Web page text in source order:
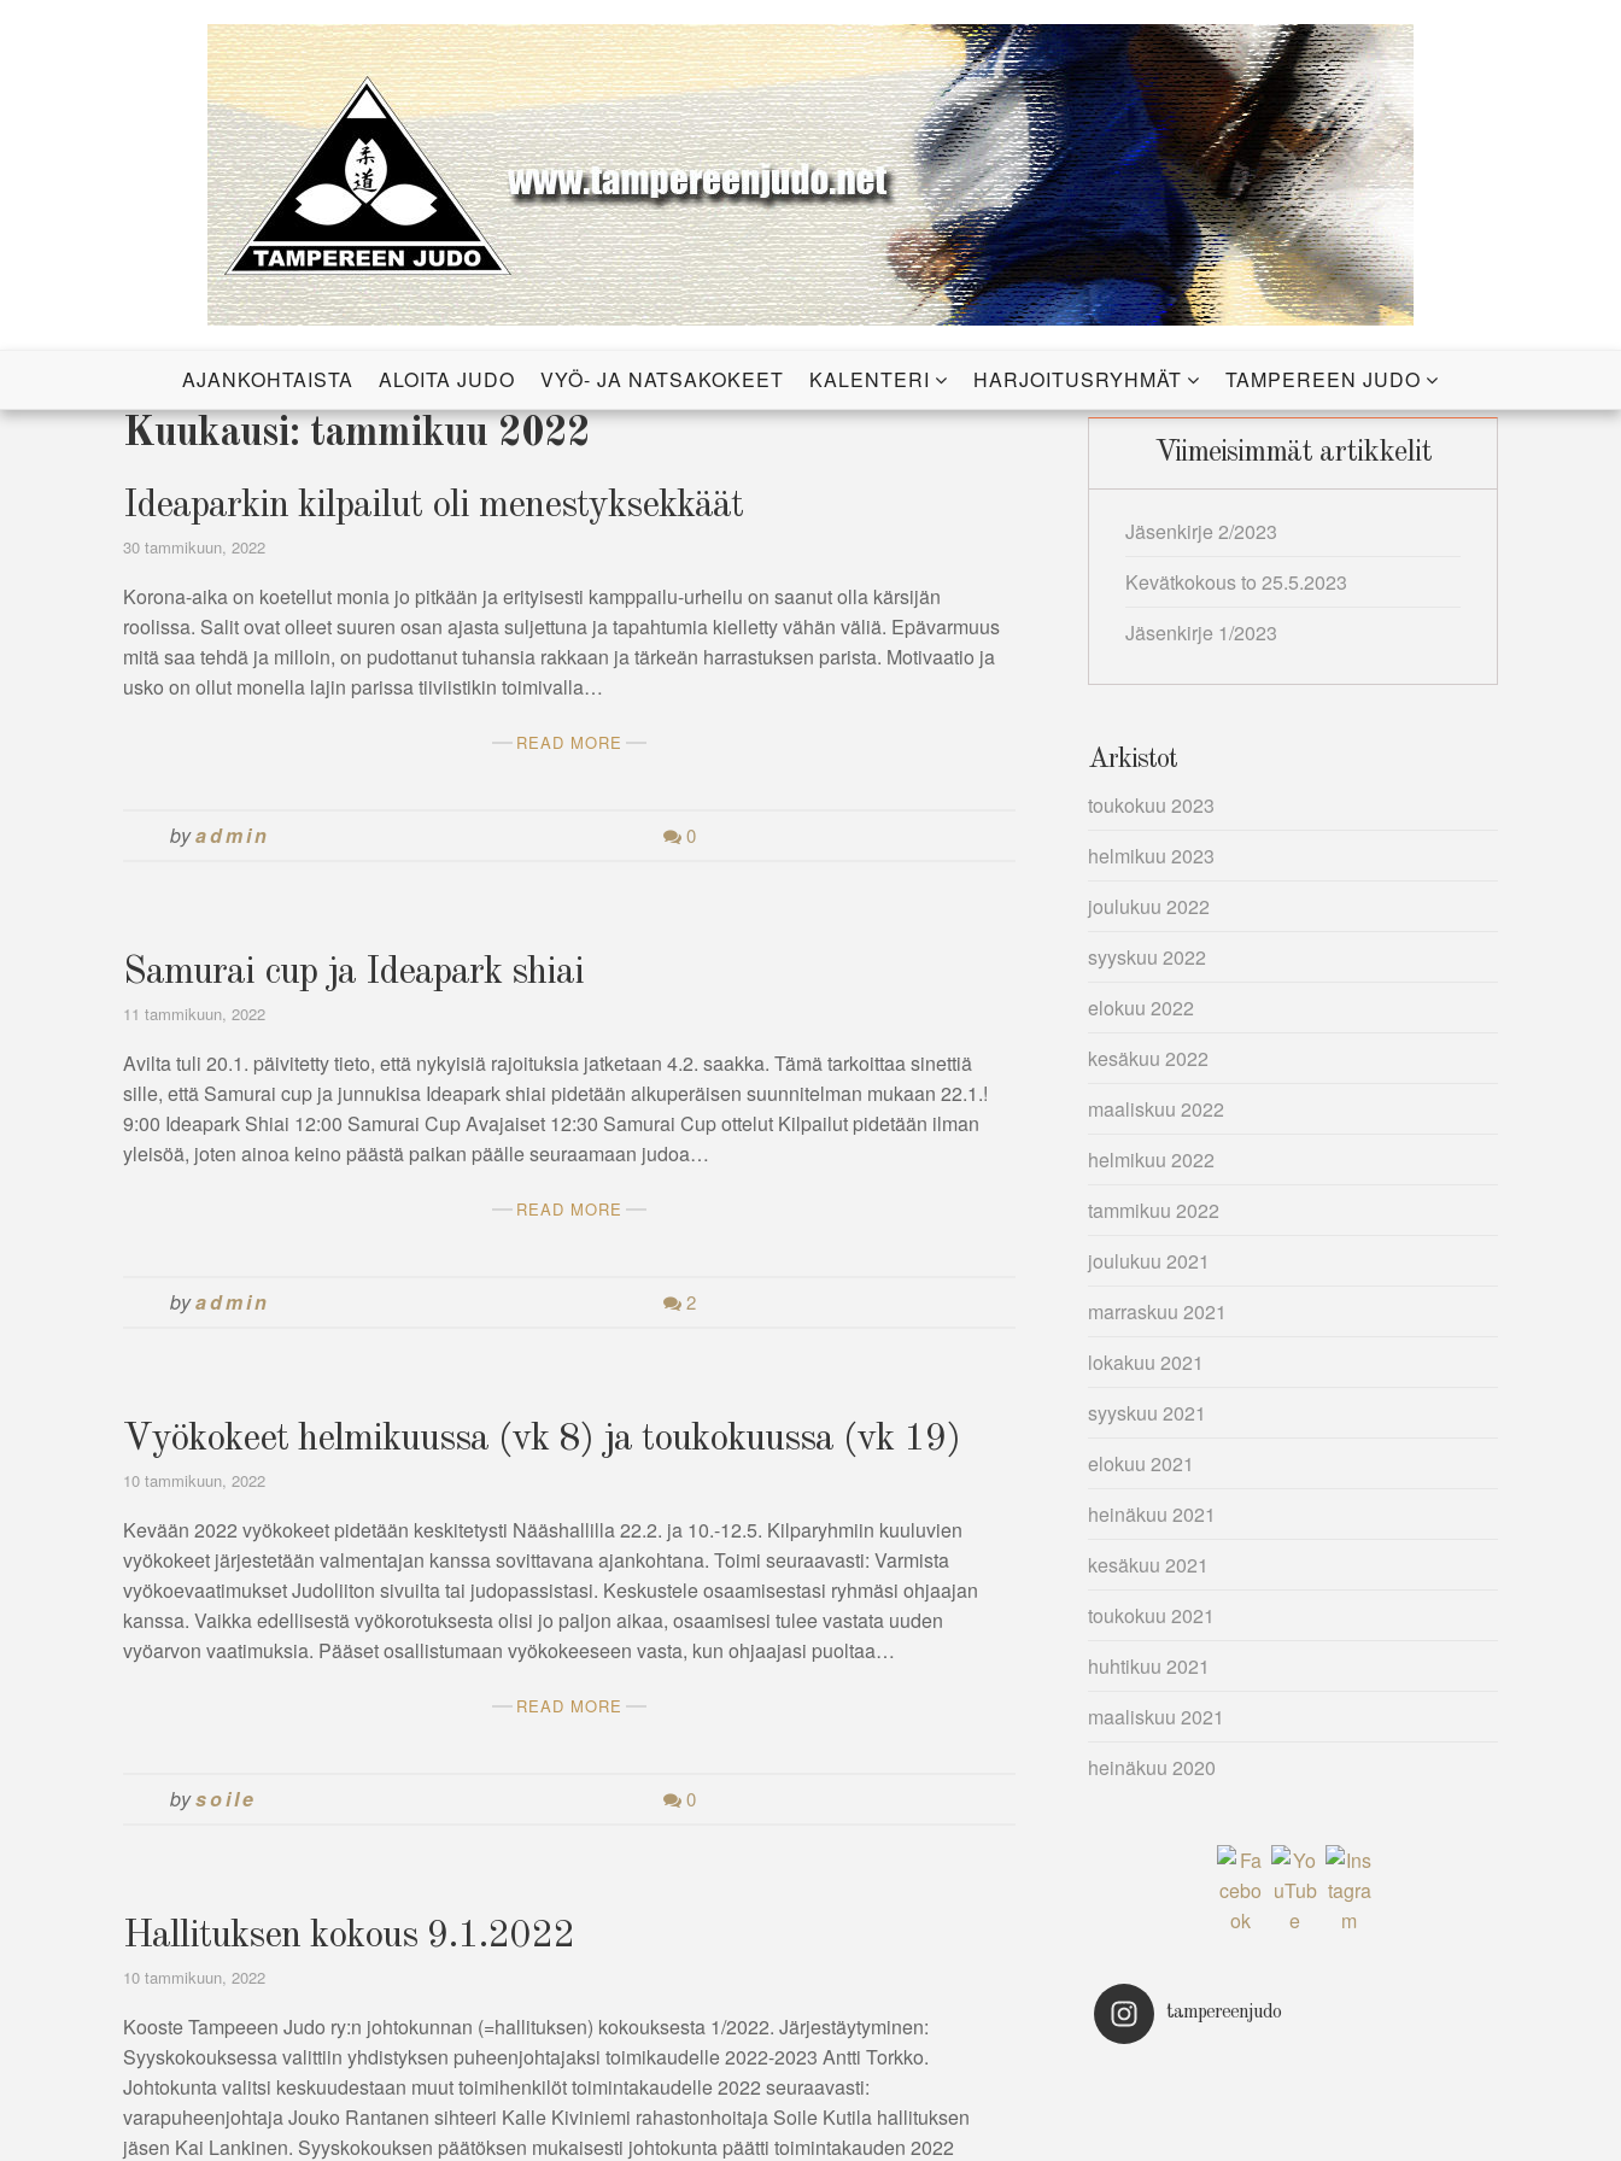
Tampereen Judo ry
AJANKOHTAISTA ALOITA JUDO VYÖ- JA NATSAKOKEET KALENTERI HARJOITUSRYHMÄT TAMPEREEN JUDO
Kuukausi: tammikuu 2022
Ideaparkin kilpailut oli menestyksekkäät
30 tammikuun, 2022
Korona-aika on koetellut monia jo pitkään ja erityisesti kamppailu-urheilu on saanut olla kärsijän
roolissa. Salit ovat olleet suuren osan ajasta suljettuna ja tapahtumia kielletty vähän väliä. Epävarmuus
mitä saa tehdä ja milloin, on pudottanut tuhansia rakkaan ja tärkeän harrastuksen parista. Motivaatio ja
usko on ollut monella lajin parissa tiiviistikin toimivalla…
READ MORE
byadmin 0
Samurai cup ja Ideapark shiai
11 tammikuun, 2022
Avilta tuli 20.1. päivitetty tieto, että nykyisiä rajoituksia jatketaan 4.2. saakka. Tämä tarkoittaa sinettiä
sille, että Samurai cup ja junnukisa Ideapark shiai pidetään alkuperäisen suunnitelman mukaan 22.1.!
9:00 Ideapark Shiai 12:00 Samurai Cup Avajaiset 12:30 Samurai Cup ottelut Kilpailut pidetään ilman
yleisöä, joten ainoa keino päästä paikan päälle seuraamaan judoa…
READ MORE
byadmin 2
Vyökokeet helmikuussa (vk 8) ja toukokuussa (vk 19)
10 tammikuun, 2022
Kevään 2022 vyökokeet pidetään keskitetysti Nääshallilla 22.2. ja 10.-12.5. Kilparyhmiin kuuluvien
vyökokeet järjestetään valmentajan kanssa sovittavana ajankohtana. Toimi seuraavasti: Varmista
vyökoevaatimukset Judoliiton sivuilta tai judopassistasi. Keskustele osaamisestasi ryhmäsi ohjaajan
kanssa. Vaikka edellisestä vyökorotuksesta olisi jo paljon aikaa, osaamisesi tulee vastata uuden
vyöarvon vaatimuksia. Pääset osallistumaan vyökokeeseen vasta, kun ohjaajasi puoltaa…
READ MORE
bysoile 0
Hallituksen kokous 9.1.2022
10 tammikuun, 2022
Kooste Tampeeen Judo ry:n johtokunnan (=hallituksen) kokouksesta 1/2022. Järjestäytyminen:
Syyskokouksessa valittiin yhdistyksen puheenjohtajaksi toimikaudelle 2022-2023 Antti Torkko.
Johtokunta valitsi keskuudestaan muut toimihenkilöt toimintakaudelle 2022 seuraavasti:
varapuheenjohtaja Jouko Rantanen sihteeri Kalle Kiviniemi rahastonhoitaja Soile Kutila hallituksen
jäsen Kai Lankinen. Syyskokouksen päätöksen mukaisesti johtokunta päätti toimintakauden 2022
Viimeisimmät artikkelit
Jäsenkirje 2/2023
Kevätkokous to 25.5.2023
Jäsenkirje 1/2023
Arkistot
toukokuu 2023
helmikuu 2023
joulukuu 2022
syyskuu 2022
elokuu 2022
kesäkuu 2022
maaliskuu 2022
helmikuu 2022
tammikuu 2022
joulukuu 2021
marraskuu 2021
lokakuu 2021
syyskuu 2021
elokuu 2021
heinäkuu 2021
kesäkuu 2021
toukokuu 2021
huhtikuu 2021
maaliskuu 2021
heinäkuu 2020
tampereenjudo